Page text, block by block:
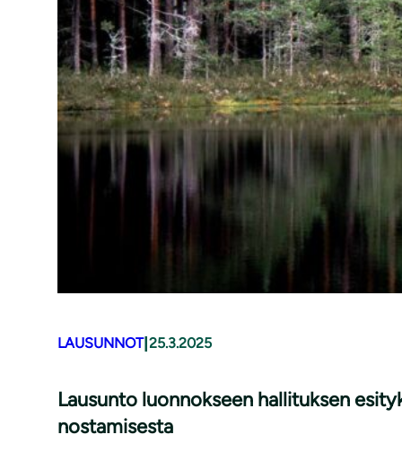
LAUSUNNOT|25.3.2025
Lausunto luonnokseen hallituksen
nostamisesta